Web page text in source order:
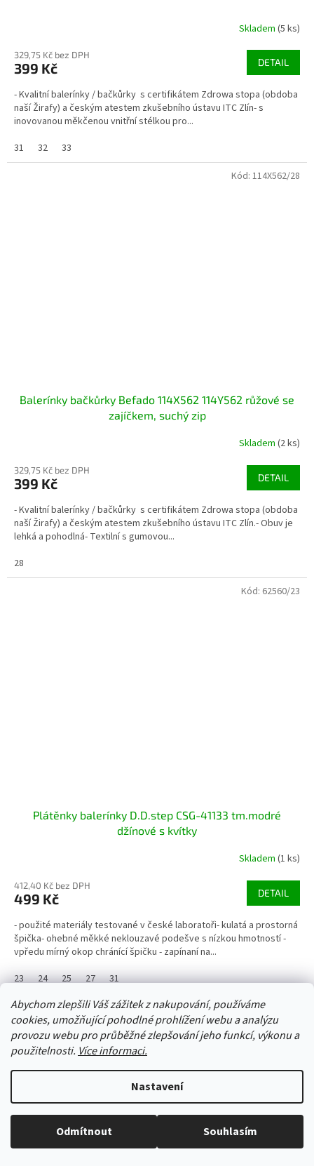
Abychom zlepšili Váš zážitek z nakupování, používáme
cookies, umožňující pohodlné prohlížení webu a analýzu
provozu webu pro průběžné zlepšování jeho funkcí, výkonu a
použitelnosti. Více informaci.
Nastavení
Odmítnout Souhlasím
Skladem (5 ks)
329,75 Kč bez DPH
399 Kč DETAIL
- Kvalitní balerínky / bačkůrky s certifikátem Zdrowa stopa (obdoba
naší Žirafy) a českým atestem zkušebního ústavu ITC Zlín- s
inovovanou měkčenou vnitřní stélkou pro...
31
32 33
Balerínky bačkůrky Befado 114X562 114Y562 růžové se
zajíčkem, suchý zip
Skladem (2 ks)
329,75 Kč bez DPH
399 Kč DETAIL
- Kvalitní balerínky / bačkůrky s certifikátem Zdrowa stopa (obdoba
naší Žirafy) a českým atestem zkušebního ústavu ITC Zlín.- Obuv je
lehká a pohodlná- Textilní s gumovou...
28
Kód: 114X562/28
Plátěnky balerínky D.D.step CSG-41133 tm.modré
džínové s kvítky
Skladem (1 ks)
412,40 Kč bez DPH
499 Kč DETAIL
- použité materiály testované v české laboratoři- kulatá a prostorná
špička- ohebné měkké neklouzavé podešve s nízkou hmotností -
vpředu mírný okop chránící špičku - zapínaní na...
23
24 25 27 31
Kód: 62560/23
Kód:62482/24